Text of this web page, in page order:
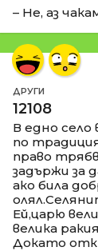
– Не, аз
ДРУГИ
12108
В едно
по
право
задържи за
ако била
Ей,царю
велика
Докато